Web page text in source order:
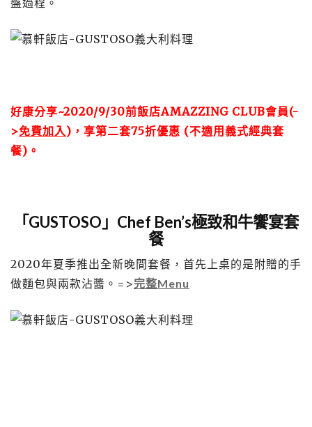
盤過程。
好康分享~2020/9/30前飯店AMAZZING CLUB會員(-
>免費加入)，享第二套75折優惠 (不適用義式經典套
餐)。
「GUSTOSO」Chef Ben’s極致和牛饗宴套
餐
2020年夏季推出全新晚間套餐，首先上桌的是附贈的手
做麵包與兩款沾醬。=>完整Menu